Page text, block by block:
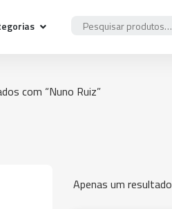
com “Nuno Ruiz”
Apenas um resultado